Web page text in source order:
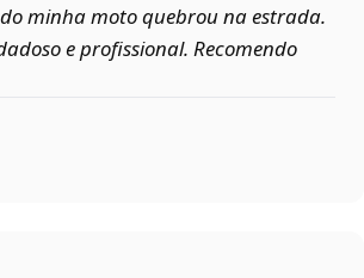
minha moto quebrou na estrada.
e profissional. Recomendo